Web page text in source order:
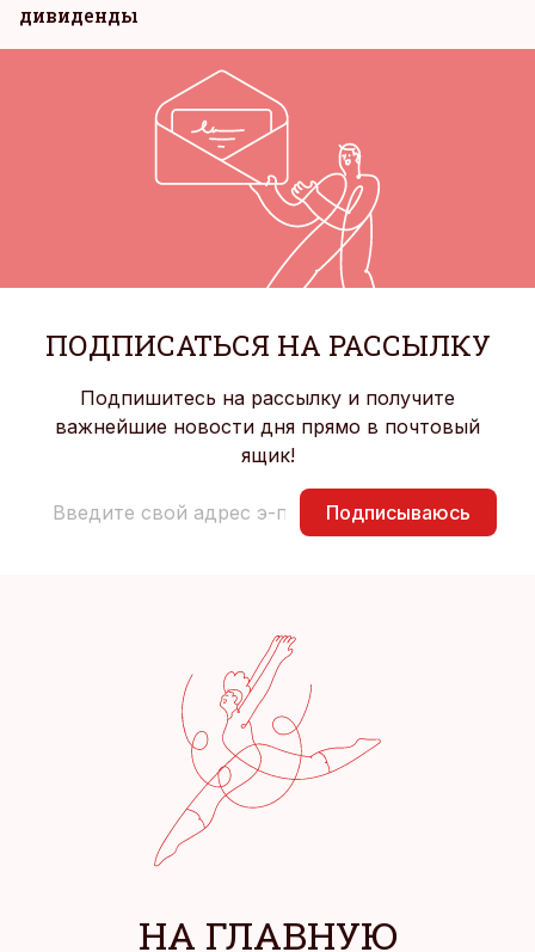
дивиденды
ПОДПИСАТЬСЯ НА РАССЫЛКУ
Подпишитесь на рассылку и получите
важнейшие новости дня прямо в почтовый
ящик!
Подписываюсь
НА ГЛАВНУЮ